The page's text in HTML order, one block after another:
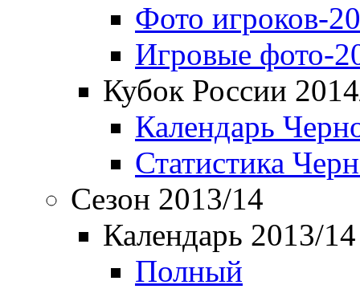
Фото игроков-
Игровые фото-
Кубок России
Календарь
Статистика
Сезон 2013/14
Календарь 2013/14
Полный